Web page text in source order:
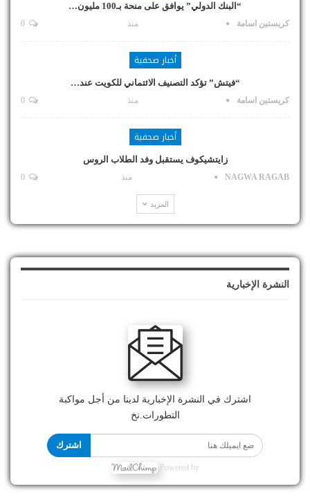
“البنك الدولي” يوافق على منحة بـ100 مليون…
كريستين اسامة منذ
أخبار صحفية
“فيتش” تؤكد التصنيف الائتماني للكويت عند…
كريستين اسامة منذ
أخبار صحفية
زايتشيكوف يستقبل وفد الطلاب الروس
NAGWA RAGAB منذ
المزيد
النشرة الإخبارية
اشترك في النشرة الإخبارية لدينا من أجل مواكبة
التطورات.نخ
اشترك
Powered by